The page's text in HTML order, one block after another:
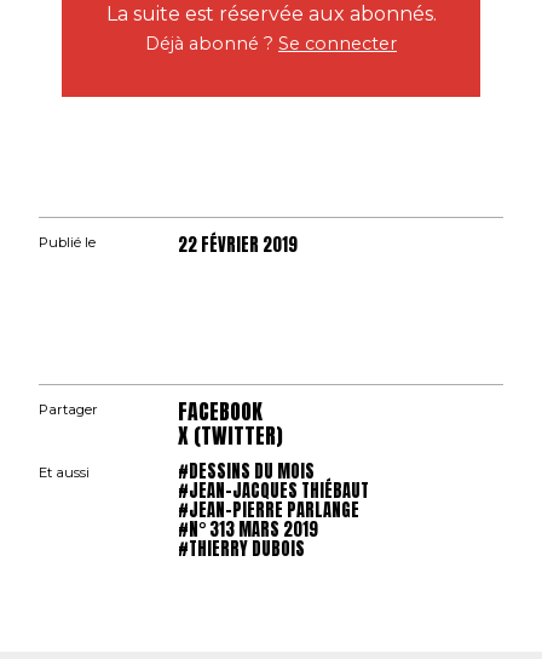
La suite est réservée aux abonnés.
Déjà abonné ? Se connecter
Publié le 22 FÉVRIER 2019
Partager FACEBOOK
X (TWITTER)
Et aussi #DESSINS DU MOIS
#JEAN-JACQUES THIÉBAUT
#JEAN-PIERRE PARLANGE
#N° 313 MARS 2019
#THIERRY DUBOIS